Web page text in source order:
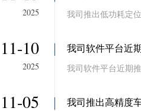
2025 我司推出低功耗定
11-10
2025
我司软件平台近
我司软件平台近期
11-05 我司推出高精度